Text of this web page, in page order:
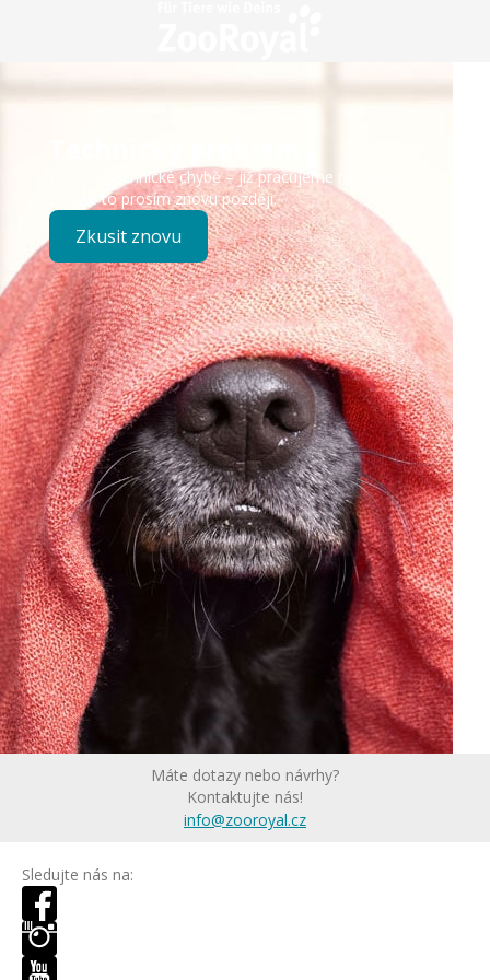
Došlo k technické chybě – již pracujeme na opravě.
Zkuste to prosím znovu později.
Zkusit znovu
Máte dotazy nebo návrhy?
Kontaktujte nás!
info@zooroyal.cz
Sledujte nás na: